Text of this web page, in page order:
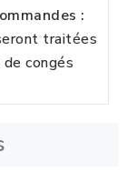
:
traitées
congés